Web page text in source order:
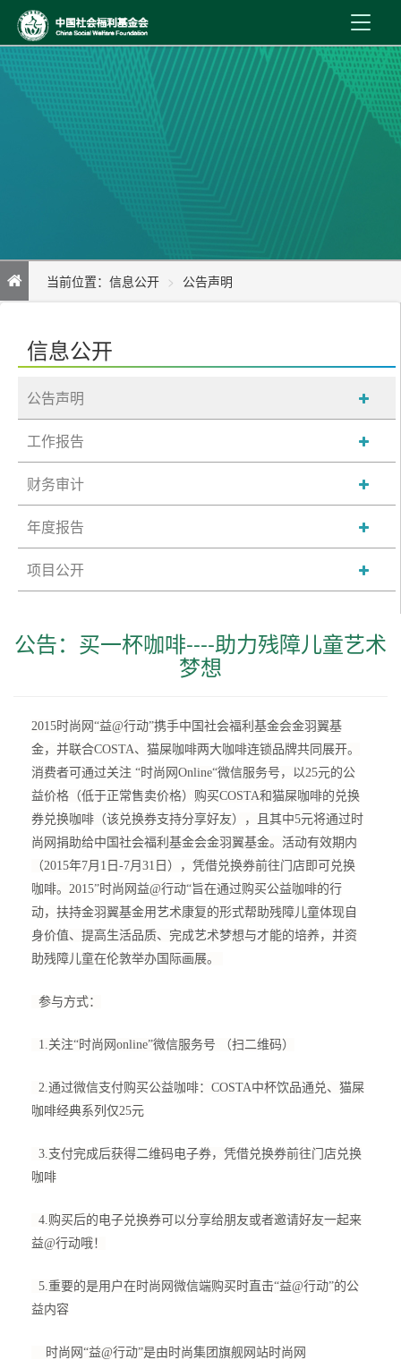
首 页
新闻资讯
机构介绍
当前位置： 信息公开 公告声明
信息公开
公告声明
工作报告
财务审计
年度报告
项目公开
公告：买一杯咖啡----助力残障儿童艺术
梦想
2015时尚网“益@行动”携手中国社会福利基金会金羽翼基
金，并联合COSTA、猫屎咖啡两大咖啡连锁品牌共同展开。
消费者可通过关注 “时尚网Online“微信服务号，以25元的公
益价格（低于正常售卖价格）购买COSTA和猫屎咖啡的兑换
券兑换咖啡（该兑换券支持分享好友），且其中5元将通过时
尚网捐助给中国社会福利基金会金羽翼基金。活动有效期内
（2015年7月1日-7月31日），凭借兑换券前往门店即可兑换
咖啡。2015”时尚网益@行动“旨在通过购买公益咖啡的行
动，扶持金羽翼基金用艺术康复的形式帮助残障儿童体现自
身价值、提高生活品质、完成艺术梦想与才能的培养，并资
助残障儿童在伦敦举办国际画展。
参与方式：
1.关注“时尚网online”微信服务号 （扫二维码）
2.通过微信支付购买公益咖啡：COSTA中杯饮品通兑、猫屎
咖啡经典系列仅25元
3.支付完成后获得二维码电子券，凭借兑换券前往门店兑换
咖啡
4.购买后的电子兑换券可以分享给朋友或者邀请好友一起来
益@行动哦！
5.重要的是用户在时尚网微信端购买时直击“益@行动”的公
益内容
时尚网“益@行动”是由时尚集团旗舰网站时尚网